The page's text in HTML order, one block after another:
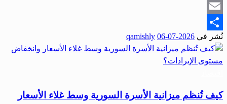
Snapchat
Email
Share
نُشر في 2026-07-06
qamishly
كيف تُنظم ميزانية الأسرة السورية وسط غلاء الأسعار